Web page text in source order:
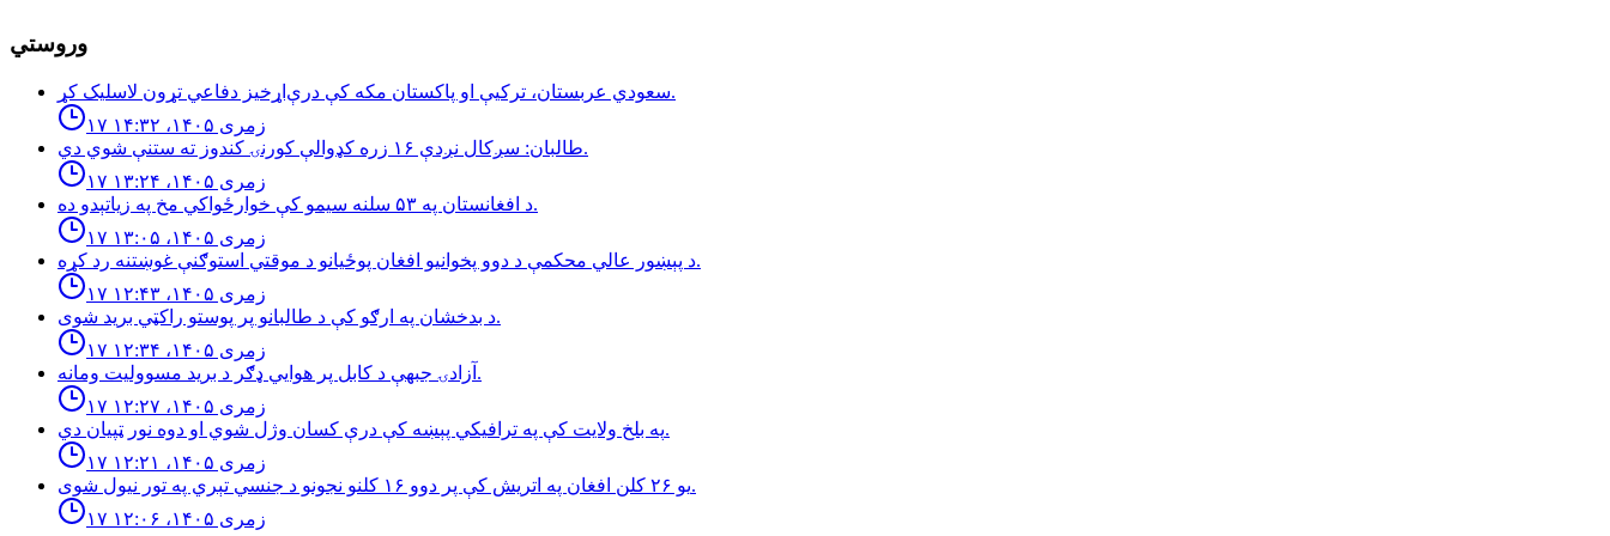
وروستي
سعودي عربستان، ترکیې او پاکستان مکه کې درې‌اړخیز دفاعي تړون لاسلیک کړ.
۱۷ زمری ۱۴۰۵، ۱۴:۳۲
طالبان: سږكال نږدې ١۶ زره كډوالې كورنۍ كندوز ته ستنې شوي دي.
۱۷ زمری ۱۴۰۵، ۱۳:۲۴
د افغانستان په ۵۳ سلنه سيمو كې خوارځواکي مخ په زياتېدو ده.
۱۷ زمری ۱۴۰۵، ۱۳:۰۵
د پېښور عالي محکمې د دوو پخوانیو افغان پوځیانو د موقتي استوګنې غوښتنه رد کړه.
۱۷ زمری ۱۴۰۵، ۱۲:۴۳
د بدخشان په ارګو کې د طالبانو پر پوستو راکټي برید شوی.
۱۷ زمری ۱۴۰۵، ۱۲:۳۴
آزادۍ جبهې د کابل پر هوايي ډګر د برید مسوولیت ومانه.
۱۷ زمری ۱۴۰۵، ۱۲:۲۷
په بلخ ولایت کې په ترافیکي پېښه کې درې کسان وژل شوي او دوه نور ټپیان دي.
۱۷ زمری ۱۴۰۵، ۱۲:۲۱
یو ۲۶ کلن افغان په اتریش کې پر دوو ۱۶ کلنو نجونو د جنسي تېري په تور نیول شوی.
۱۷ زمری ۱۴۰۵، ۱۲:۰۶